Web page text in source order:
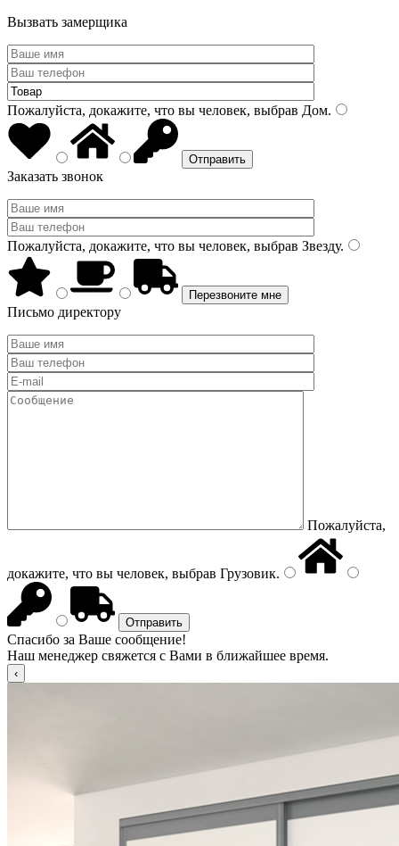
Вызвать замерщика
Пожалуйста, докажите, что вы человек, выбрав Дом.
Заказать звонок
Пожалуйста, докажите, что вы человек, выбрав Звезду.
Письмо директору
Пожалуйста,
докажите, что вы человек, выбрав Грузовик.
Спасибо за Ваше сообщение!
Наш менеджер свяжется с Вами в ближайшее время.